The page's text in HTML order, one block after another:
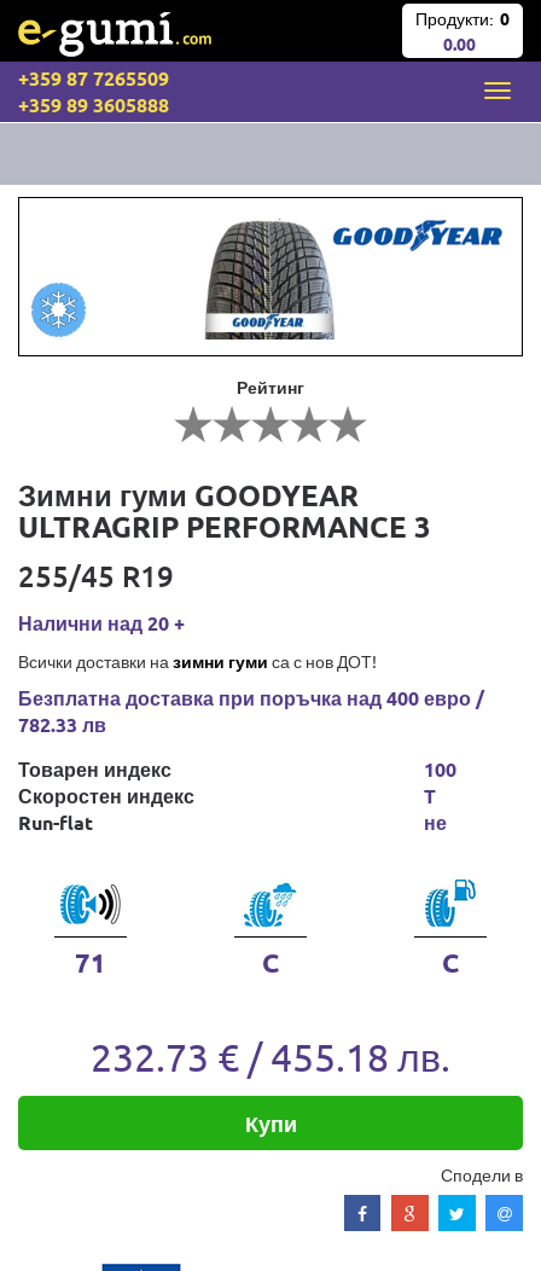
Продукти: 0
0.00
+359 87 7265509
+359 89 3605888
Рейтинг
Зимни гуми GOODYEAR
ULTRAGRIP PERFORMANCE 3
255/45 R19
Налични над 20 +
Всички доставки на зимни гуми са с нов ДОТ!
Безплатна доставка при поръчка над 400 евро /
782.33 лв
Товарен индекс
Скоростен индекс
Run-flat
100
T
не
71 C C
232.73 € / 455.18 лв.
Купи
Сподели в